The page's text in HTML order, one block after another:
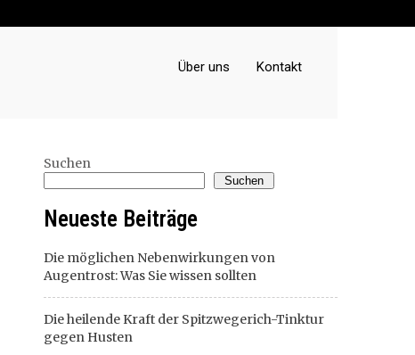
Über uns Kontakt
Suchen
Suchen
Neueste Beiträge
Die möglichen Nebenwirkungen von
Augentrost: Was Sie wissen sollten
Die heilende Kraft der Spitzwegerich-Tinktur
gegen Husten